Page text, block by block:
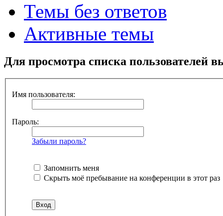
Темы без ответов
Активные темы
Для просмотра списка пользователей
Имя пользователя:
Пароль:
Забыли пароль?
Запомнить меня
Скрыть моё пребывание на конференции в этот раз